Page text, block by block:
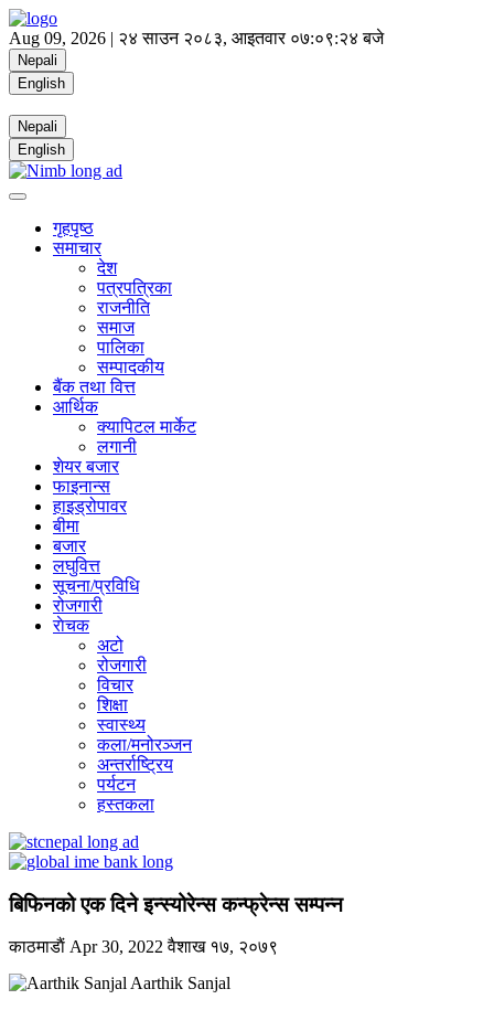
Aug 09, 2026 | २४ साउन २०८३, आइतवार ०७:०९:२४ बजे
Nepali
English
Nepali
English
गृहपृष्ठ
समाचार
देश
पत्रपत्रिका
राजनीति
समाज
पालिका
सम्पादकीय
बैंक तथा वित्त
आर्थिक
क्यापिटल मार्केट
लगानी
शेयर बजार
फाइनान्स
हाइड्रोपावर
बीमा
बजार
लघुवित्त
सूचना/प्रविधि
रोजगारी
राेचक
अटो
रोजगारी
विचार
शिक्षा
स्वास्थ्य
कला/मनोरञ्जन
अन्तर्राष्ट्रिय
पर्यटन
हस्तकला
बिफिनको एक दिने इन्स्योरेन्स कन्फ्रेन्स सम्पन्न
काठमाडाैं Apr 30, 2022वैशाख १७, २०७९
Aarthik Sanjal